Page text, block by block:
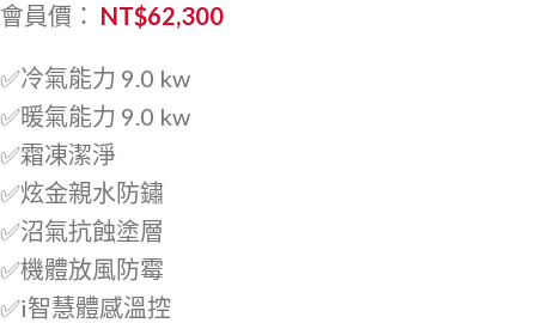
會員價： NT$62,300
✅冷氣能力 9.0 kw
✅暖氣能力 9.0 kw
✅霜凍潔淨
✅炫金親水防鏽
✅沼氣抗蝕塗層
✅機體放風防霉
✅i智慧體感溫控